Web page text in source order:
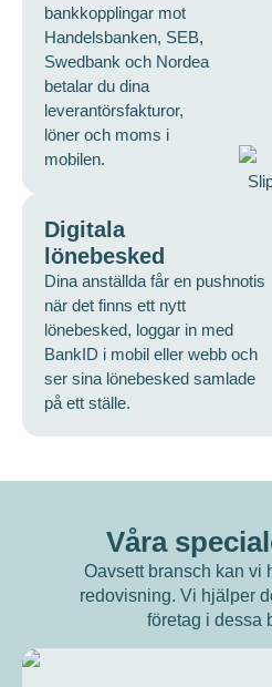
bankkopplingar mot
Handelsbanken, SEB,
Swedbank och Nordea
betalar du dina
leverantörsfakturor,
löner och moms i
mobilen.
Digitala
lönebesked
Dina anställda får en pushnotis
när det finns ett nytt
lönebesked, loggar in med
BankID i mobil eller webb och
ser sina lönebesked samlade
på ett ställe.
Våra
Oavsett bransch kan vi
redovisning. Vi hjälper
företag i dessa